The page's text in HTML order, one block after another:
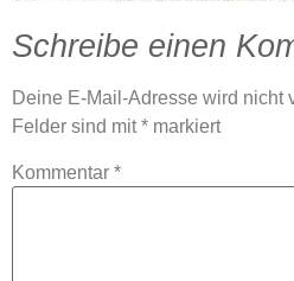
Schreibe einen
Deine E-Mail-Adresse wird nicht
Felder sind mit* markiert
Kommentar *